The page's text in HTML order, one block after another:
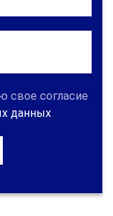
свое согласие
данных